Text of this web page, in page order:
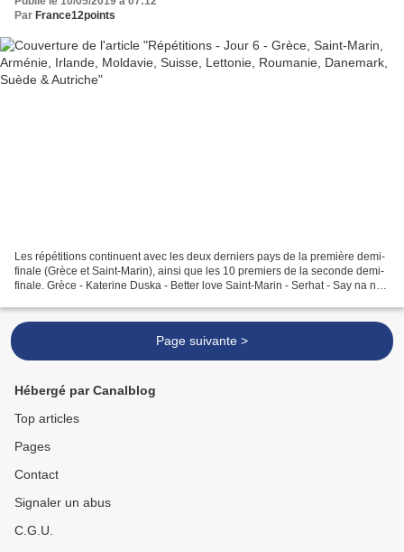
Par France12points
Les répétitions continuent avec les deux derniers pays de la première demi-
finale (Grèce et Saint-Marin), ainsi que les 10 premiers de la seconde demi-
finale. Grèce - Katerine Duska - Better love Saint-Marin - Serhat - Say na na
Page suivante >
Hébergé par Canalblog
Top articles
Pages
Contact
Signaler un abus
C.G.U.